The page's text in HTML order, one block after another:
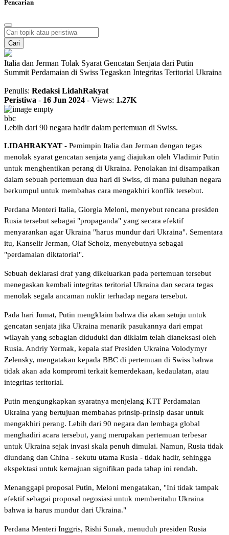
Pencarian
Cari
Italia dan Jerman Tolak Syarat Gencatan Senjata dari Putin
Summit Perdamaian di Swiss Tegaskan Integritas Teritorial Ukraina
Penulis: Redaksi LidahRakyat
Peristiwa - 16 Jun 2024 - Views: 1.27K
bbc
Lebih dari 90 negara hadir dalam pertemuan di Swiss.
LIDAHRAKYAT - Pemimpin Italia dan Jerman dengan tegas
menolak syarat gencatan senjata yang diajukan oleh Vladimir Putin
untuk menghentikan perang di Ukraina. Penolakan ini disampaikan
dalam sebuah pertemuan dua hari di Swiss, di mana puluhan negara
berkumpul untuk membahas cara mengakhiri konflik tersebut.
Perdana Menteri Italia, Giorgia Meloni, menyebut rencana presiden
Rusia tersebut sebagai "propaganda" yang secara efektif
menyarankan agar Ukraina "harus mundur dari Ukraina". Sementara
itu, Kanselir Jerman, Olaf Scholz, menyebutnya sebagai
"perdamaian diktatorial".
Sebuah deklarasi draf yang dikeluarkan pada pertemuan tersebut
menegaskan kembali integritas teritorial Ukraina dan secara tegas
menolak segala ancaman nuklir terhadap negara tersebut.
Pada hari Jumat, Putin mengklaim bahwa dia akan setuju untuk
gencatan senjata jika Ukraina menarik pasukannya dari empat
wilayah yang sebagian diduduki dan diklaim telah dianeksasi oleh
Rusia. Andriy Yermak, kepala staf Presiden Ukraina Volodymyr
Zelensky, mengatakan kepada BBC di pertemuan di Swiss bahwa
tidak akan ada kompromi terkait kemerdekaan, kedaulatan, atau
integritas teritorial.
Putin mengungkapkan syaratnya menjelang KTT Perdamaian
Ukraina yang bertujuan membahas prinsip-prinsip dasar untuk
mengakhiri perang. Lebih dari 90 negara dan lembaga global
menghadiri acara tersebut, yang merupakan pertemuan terbesar
untuk Ukraina sejak invasi skala penuh dimulai. Namun, Rusia tidak
diundang dan China - sekutu utama Rusia - tidak hadir, sehingga
ekspektasi untuk kemajuan signifikan pada tahap ini rendah.
Menanggapi proposal Putin, Meloni mengatakan, "Ini tidak tampak
efektif sebagai proposal negosiasi untuk memberitahu Ukraina
bahwa ia harus mundur dari Ukraina."
Perdana Menteri Inggris, Rishi Sunak, menuduh presiden Rusia